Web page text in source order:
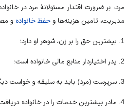
مرد، بر ضرورت اقتدار مسئولانۀ مرد در
مدیریت، تامین هزینه‏‌ها و حفظ خانواده و
1. بیشترین حق را بر زن، شوهر او دارد؛
2. پدر اختیاردار منابع مالی خانواده است؛
3. سرپرست (مرد) باید به سلیقه و خواست دیگران توجه داشته، برای رفاه خانواده تلاش کند و رفتاری شایسته با اعضا داشته باشد؛
4. مادر بیشترین خدمات را در خانواده دریافت می‏‌کند.